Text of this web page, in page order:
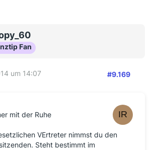
Fan
um 14:07 #9.169
mit der Ruhe
VErtreter nimmst du den
Steht bestimmt im